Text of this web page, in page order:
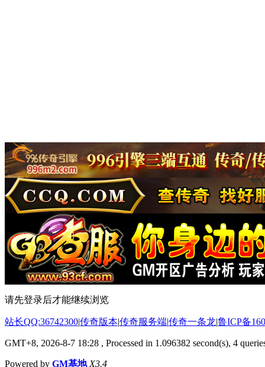
请先登录后才能继续浏览
站长QQ:36742300|传奇版本|传奇服务端|传奇一条龙|鲁ICP备
GMT+8, 2026-8-7 18:28 , Processed in 1.096382 second(s), 4
Powered by GM基地 X3.4